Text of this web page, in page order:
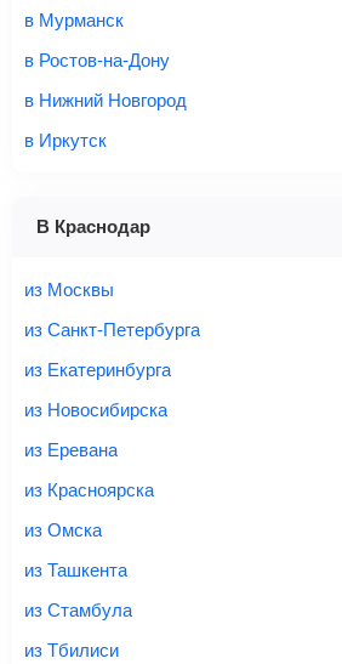
Без багажа= ручная кладь*
Количество багажа
1 место
Вес багажа
20-23 кг
*При необходимости багаж
в Мурманск
в Ростов-на-Дону
в Нижний Новгород
в Иркутск
В Краснодар
из Москвы
из Санкт-Петербурга
из Екатеринбурга
из Новосибирска
из Еревана
из Красноярска
из Омска
из Ташкента
из Стамбула
из Тбилиси